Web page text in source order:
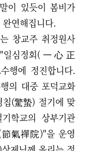
이 있듯이 봄비가
연해집니다.
창교주 취정원사
일심정회(一心正
행에 정진합니다.
의 대중 포덕교화
(驚蟄) 절기에 맞
학교의 상부기관
節氣禪院)"을 운영